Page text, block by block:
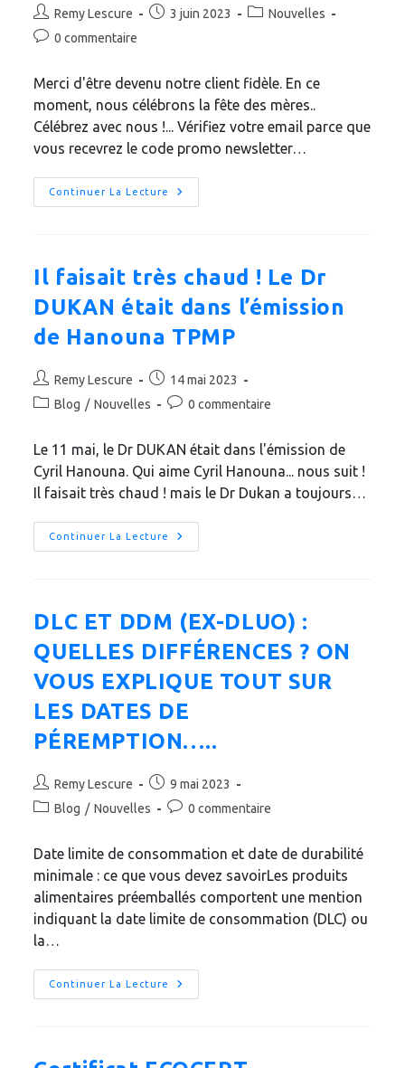
Auteur/autrice
de
Remy Lescure
Publication
3 juin 2023
PostNouvelles
Commentaires
publication :
0 commentaire
Merci d'être devenu notre client fidèle. En ce
moment, nous célébrons la fête des mères..
Célébrez avec nous !... Vérifiez votre email parce que
vous recevrez le code promo newsletter…
Continuer La Lecture
Maman,
Je
Il faisait très chaud ! Le Dr
DUKAN était dans l’émission
de Hanouna TPMP
Auteur/autrice
de
Remy Lescure
Publication
publiée :
14 mai 2023
PostBlog / Nouvelles
Commentaires
publication :
0 commentaire
Le 11 mai, le Dr DUKAN était dans l'émission de
Cyril Hanouna. Qui aime Cyril Hanouna... nous suit !
Il faisait très chaud ! mais le Dr Dukan a toujours…
Continuer La Lecture
Faisait
Dr
DUKAN
Était
Dans
L’émission
De
Hanouna
TPMP
DLC ET DDM (EX-DLUO) :
QUELLES DIFFÉRENCES ? ON
VOUS EXPLIQUE TOUT SUR
LES DATES DE
PÉREMPTION…..
Auteur/autrice
de
Remy Lescure
Publication
publiée :
9 mai 2023
PostBlog / Nouvelles
Commentaires
publication :
0 commentaire
Date limite de consommation et date de durabilité
minimale : ce que vous devez savoirLes produits
alimentaires préemballés comportent une mention
indiquant la date limite de consommation (DLC) ou
la…
Continuer La Lecture
DLC
ET
QUELLES